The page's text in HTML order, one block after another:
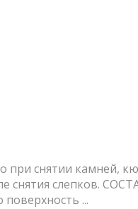
при снятии камней,
снятия слепков.
...